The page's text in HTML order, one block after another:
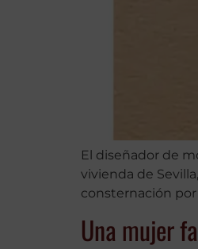
El diseñador de
vivienda de
consternación
Una mujer